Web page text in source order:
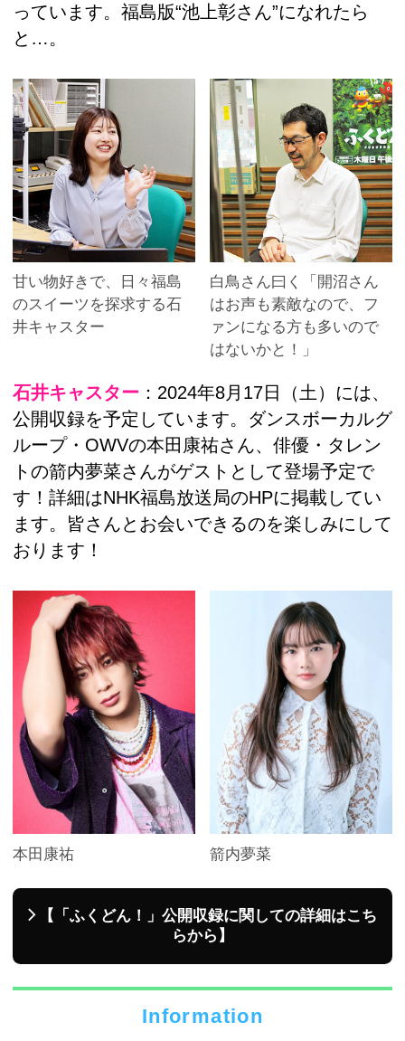
っています。福島版“池上彰さん”になれたら
と…。
甘い物好きで、日々福島
のスイーツを探求する石
井キャスター
白鳥さん曰く「開沼さん
はお声も素敵なので、フ
ァンになる方も多いので
はないかと！」
石井キャスター ：2024年8月17日（土）には、
公開収録を予定しています。ダンスボーカルグ
ループ・OWVの本田康祐さん、俳優・タレン
トの箭内夢菜さんがゲストとして登場予定で
す！詳細はNHK福島放送局のHPに掲載してい
ます。皆さんとお会いできるのを楽しみにして
おります！
本田康祐 箭内夢菜
【「ふくどん！」公開収録に関しての詳細はこち
らから】
Information